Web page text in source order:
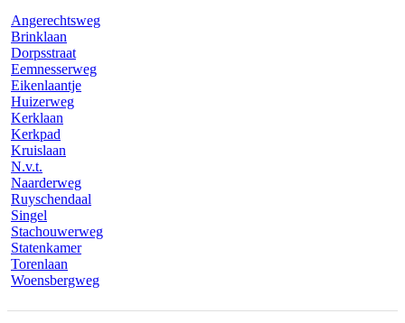
Angerechtsweg
Brinklaan
Dorpsstraat
Eemnesserweg
Eikenlaantje
Huizerweg
Kerklaan
Kerkpad
Kruislaan
N.v.t.
Naarderweg
Ruyschendaal
Singel
Stachouwerweg
Statenkamer
Torenlaan
Woensbergweg